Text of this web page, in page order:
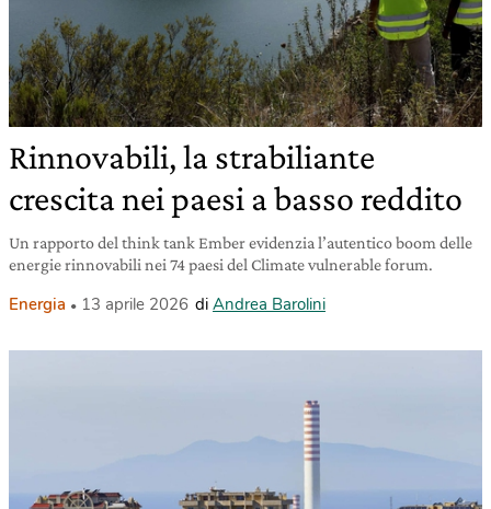
Rinnovabili, la strabiliante
crescita nei paesi a basso reddito
Un rapporto del think tank Ember evidenzia l’autentico boom delle
energie rinnovabili nei 74 paesi del Climate vulnerable forum.
Energia 13 aprile 2026 di Andrea Barolini